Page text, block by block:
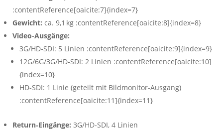
:contentReference[oaicite:7]{index=7}
Gewicht: ca. 9,1 kg :contentReference[oaicite:8]{index=8}
Video-Ausgänge:
3G/HD‑SDI: 5 Linien :contentReference[oaicite:9]{index=9}
12G/6G/3G/HD‑SDI: 2 Linien :contentReference[oaicite:10]
{index=10}
HD‑SDI: 1 Linie (geteilt mit Bildmonitor-Ausgang)
:contentReference[oaicite:11]{index=11}
Return‑Eingänge: 3G/HD‑SDI, 4 Linien